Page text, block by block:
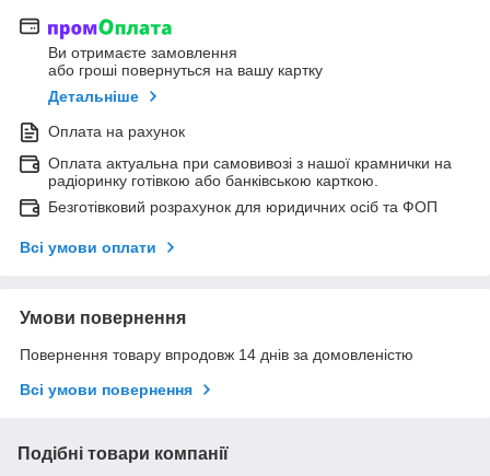
Ви отримаєте замовлення
або гроші повернуться на вашу картку
Детальніше
Оплата на рахунок
Оплата актуальна при самовивозі з нашої крамнички на
радіоринку готівкою або банківською карткою.
Безготівковий розрахунок для юридичних осіб та ФОП
Всі умови оплати
Умови повернення
Повернення товару впродовж 14 днів за домовленістю
Всі умови повернення
Подібні товари компанії